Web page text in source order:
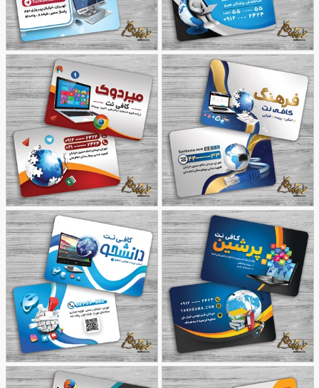
طرح کارت ویزیت کافی نت
لایه باز
44
طرح کارت ویزیت برای
کافی نت
31
طرح کارت ویزیت لایه باز
کافی نت
27
طرح کارت ویزیت مغازه
کافی نت
32